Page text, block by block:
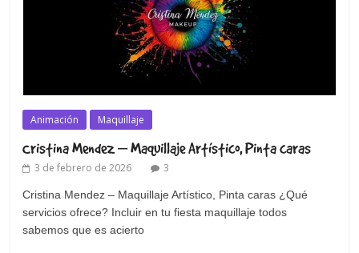
Animación Maquillaje
Cristina Mendez – Maquillaje Artístico, Pinta caras
3 de febrero de 2026 3
Cristina Mendez – Maquillaje Artístico, Pinta caras ¿Qué
servicios ofrece? Incluir en tu fiesta maquillaje todos
sabemos que es acierto